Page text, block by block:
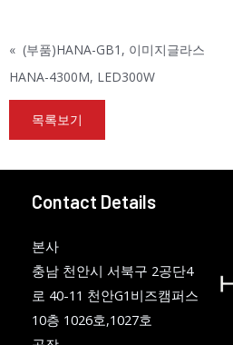
« (부품)HANA-GB1, 이미지글라스
HANA-4300M, LED300W
목록보기
Contact Details
본사
충남 천안시 서북구 2공단4
로 40-11 천안G1비즈캠퍼스
10층 1026호,1027호